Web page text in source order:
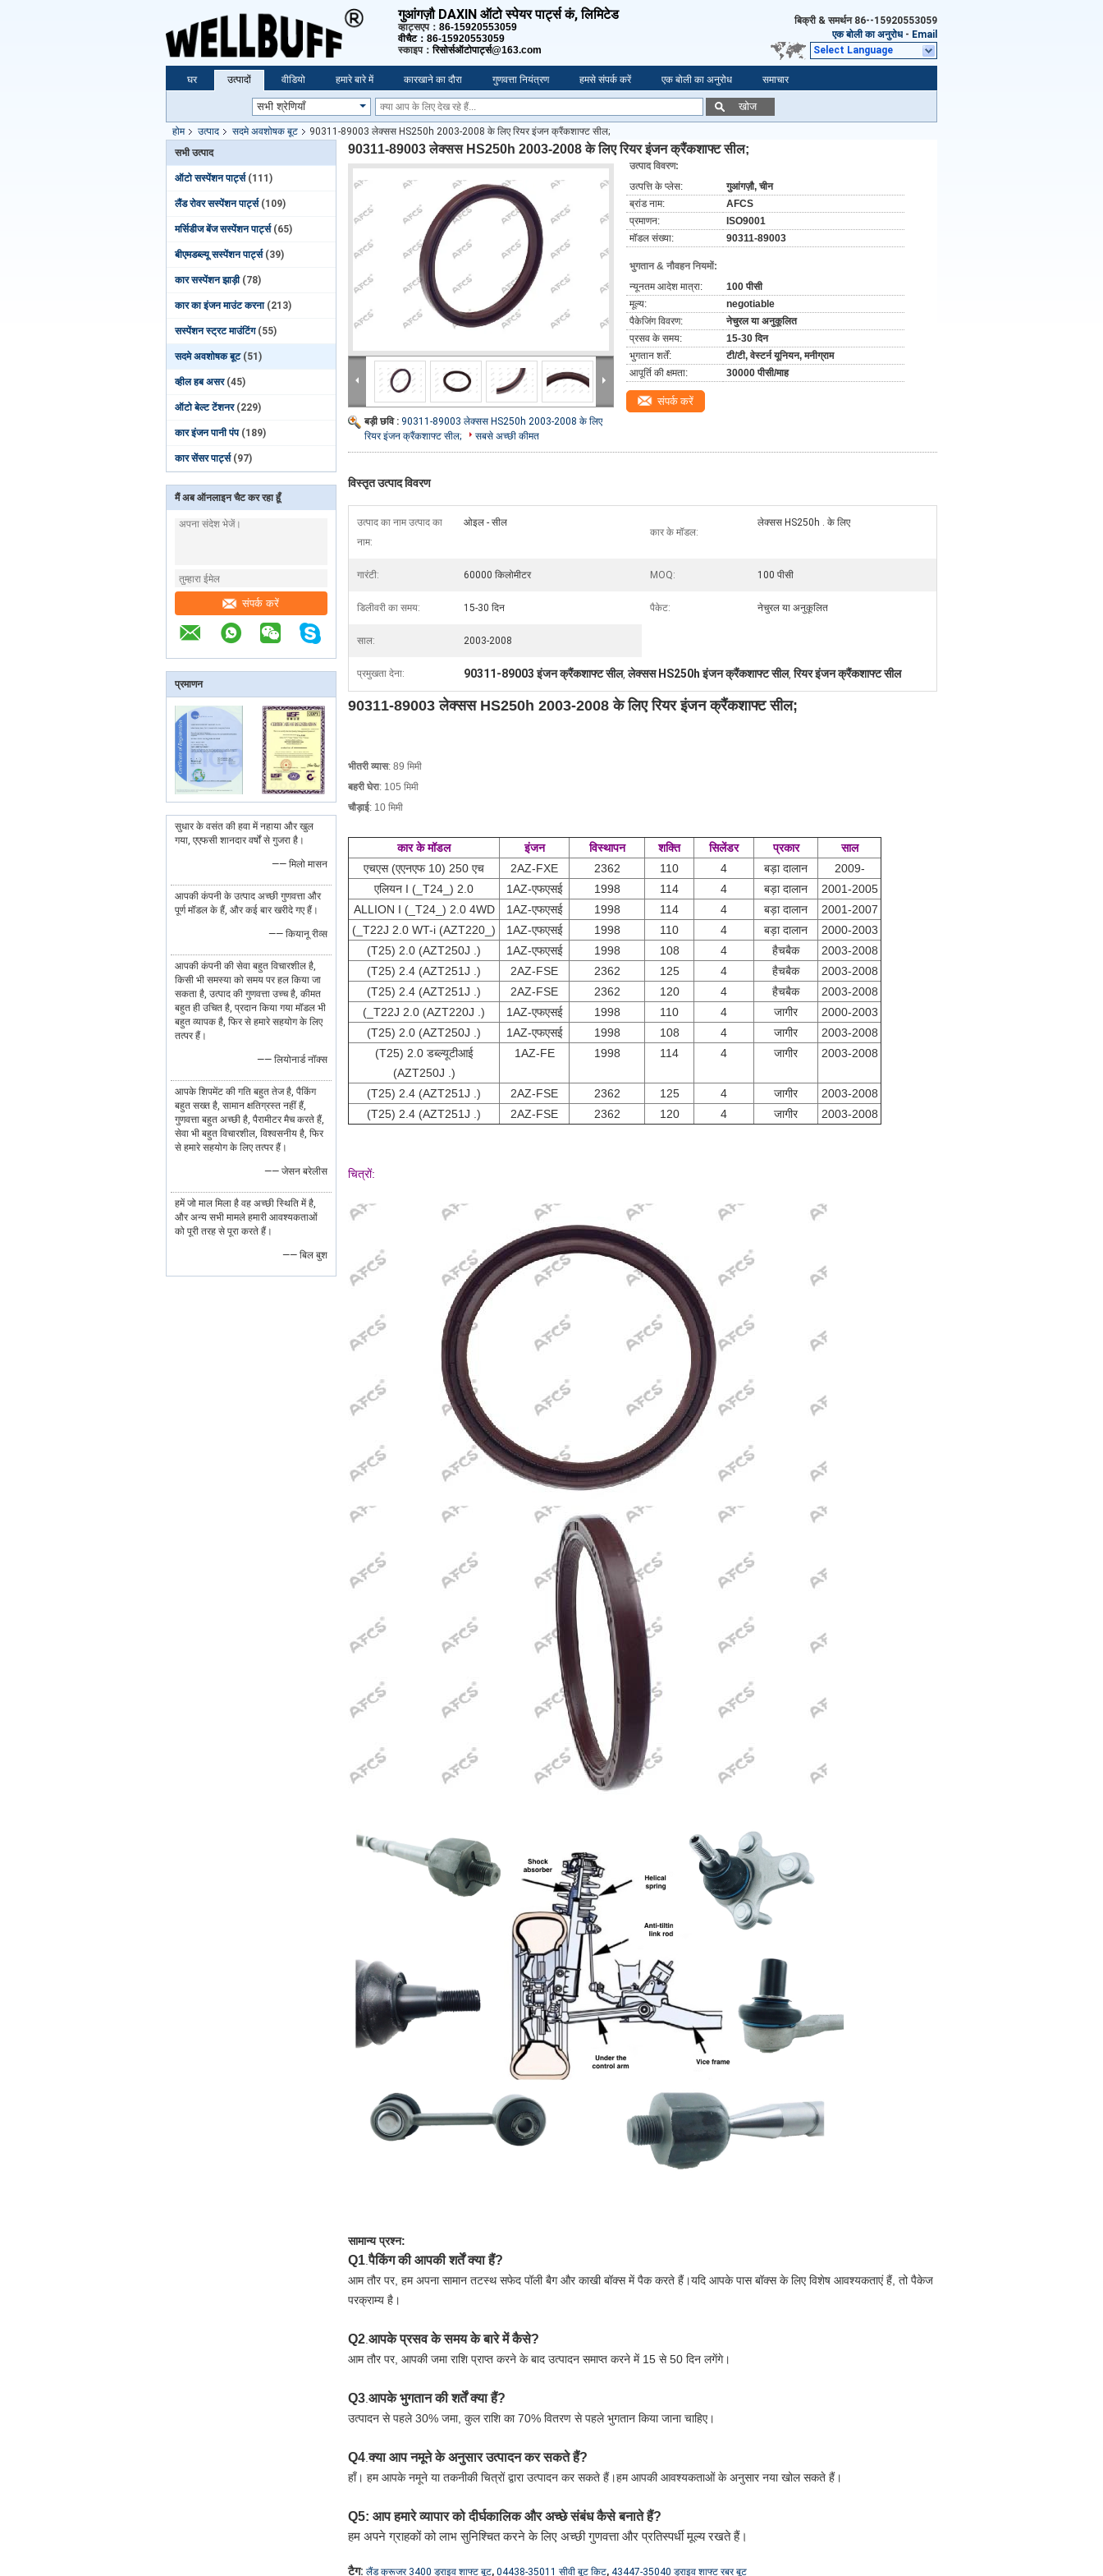
गुआंगज़ौ DAXIN ऑटो स्पेयर पार्ट्स कं, लिमिटेड
व्हाट्सएप： 86-15920553059
वीचैट：86-15920553059
स्काइप：रिसोर्सऑटोपार्ट्स@163.com
बिक्री & समर्थन 86--15920553059
एक बोली का अनुरोध - Email
Select Language
घर उत्पादों वीडियो हमारे बारे में कारखाने का दौरा गुणवत्ता नियंत्रण हमसे संपर्क करें एक बोली का अनुरोध समाचार
खोज
होम उत्पाद सदमे अवशोषक बूट
90311-89003 लेक्सस HS250h 2003-2008 के लिए रियर इंजन क्रैंकशाफ्ट सील;
सभी उत्पाद
ऑटो सस्पेंशन पार्ट्स (111)
लैंड रोवर सस्पेंशन पार्ट्स (109)
मर्सिडीज बेंज सस्पेंशन पार्ट्स (65)
बीएमडब्ल्यू सस्पेंशन पार्ट्स (39)
कार सस्पेंशन झाड़ी (78)
कार का इंजन माउंट करना (213)
सस्पेंशन स्ट्रट माउंटिंग (55)
सदमे अवशोषक बूट (51)
व्हील हब असर (45)
ऑटो बेल्ट टेंशनर (229)
कार इंजन पानी पंप (189)
कार सेंसर पार्ट्स (97)
मैं अब ऑनलाइन चैट कर रहा हूँ
संपर्क करें
प्रमाणन
सुधार के वसंत की हवा में नहाया और खुल
गया, एएफसी शानदार वर्षों से गुजरा है।
—— मिलो मासन
आपकी कंपनी के उत्पाद अच्छी गुणवत्ता और
पूर्ण मॉडल के हैं, और कई बार खरीदे गए हैं।
—— कियानू रीव्स
आपकी कंपनी की सेवा बहुत विचारशील है,
किसी भी समस्या को समय पर हल किया जा
सकता है, उत्पाद की गुणवत्ता उच्च है, कीमत
बहुत ही उचित है, प्रदान किया गया मॉडल भी
बहुत व्यापक है, फिर से हमारे सहयोग के लिए
तत्पर हैं।
—— लियोनार्ड नॉक्स
आपके शिपमेंट की गति बहुत तेज है, पैकिंग
बहुत सख्त है, सामान क्षतिग्रस्त नहीं हैं,
गुणवत्ता बहुत अच्छी है, पैरामीटर मैच करते हैं,
सेवा भी बहुत विचारशील, विश्वसनीय है, फिर
से हमारे सहयोग के लिए तत्पर हैं।
—— जेसन बरेलीस
हमें जो माल मिला है वह अच्छी स्थिति में है,
और अन्य सभी मामले हमारी आवश्यकताओं
को पूरी तरह से पूरा करते हैं।
—— बिल बुश
90311-89003 लेक्सस HS250h 2003-2008 के लिए रियर इंजन क्रैंकशाफ्ट सील;
बड़ी छवि : 90311-89003 लेक्सस HS250h 2003-2008 के लिए
रियर इंजन क्रैंकशाफ्ट सील;
सबसे अच्छी कीमत
उत्पाद विवरण:
उत्पत्ति के प्लेस:
गुआंगज़ौ, चीन
ब्रांड नाम:
AFCS
प्रमाणन:
ISO9001
मॉडल संख्या:
90311-89003
भुगतान & नौवहन नियमों:
न्यूनतम आदेश मात्रा:
100 पीसी
मूल्य:
negotiable
पैकेजिंग विवरण:
नेचुरल या अनुकूलित
प्रसव के समय:
15-30 दिन
भुगतान शर्तें:
टी/टी, वेस्टर्न यूनियन, मनीग्राम
आपूर्ति की क्षमता:
30000 पीसी/माह
संपर्क करें
विस्तृत उत्पाद विवरण
उत्पाद का नाम उत्पाद का
नाम:
ओइल - सील
कार के मॉडल:
लेक्सस HS250h . के लिए
गारंटी: 60000 किलोमीटर MOQ: 100 पीसी
डिलीवरी का समय: 15-30 दिन पैकेट: नेचुरल या अनुकूलित
साल: 2003-2008
प्रमुखता देना: 90311-89003 इंजन क्रैंकशाफ्ट सील,लेक्सस HS250h इंजन क्रैंकशाफ्ट सील,रियर इंजन क्रैंकशाफ्ट सील
90311-89003 लेक्सस HS250h 2003-2008 के लिए रियर इंजन क्रैंकशाफ्ट सील;
भीतरी व्यास: 89 मिमी
बहरी घेरा: 105 मिमी
चौड़ाई: 10 मिमी
कार के मॉडल इंजन विस्थापन शक्ति सिलेंडर प्रकार
साल
एचएस (एएनएफ 10) 250 एच
2AZ-FXE 2362 110 4 बड़ा दालान
2009-
एलियन I (_T24_) 2.0
1AZ-एफएसई 1998 114 4 बड़ा दालान
2001-2005
ALLION I (_T24_) 2.0 4WD
1AZ-एफएसई 1998 114 4 बड़ा दालान
2001-2007
(_T22J 2.0 WT-i (AZT220_)
1AZ-एफएसई 1998 110 4 बड़ा दालान
2000-2003
(T25) 2.0 (AZT250J .)
1AZ-एफएसई 1998 108 4 हैचबैक
2003-2008
(T25) 2.4 (AZT251J .)
2AZ-FSE 2362 125 4 हैचबैक
2003-2008
(T25) 2.4 (AZT251J .)
2AZ-FSE 2362 120 4 हैचबैक
2003-2008
(_T22J 2.0 (AZT220J .)
1AZ-एफएसई 1998 110 4 जागीर
2000-2003
(T25) 2.0 (AZT250J .)
1AZ-एफएसई 1998 108 4 जागीर
2003-2008
(T25) 2.0 डब्ल्यूटीआई
(AZT250J .)
1AZ-FE 1998 114 4 जागीर 2003-2008
(T25) 2.4 (AZT251J .) 2AZ-FSE 2362 125 4 जागीर
2003-2008
(T25) 2.4 (AZT251J .)
2AZ-FSE 2362 120 4 जागीर 2003-2008
चित्रों:
सामान्य प्रश्न:
Q1.पैकिंग की आपकी शर्तें क्या हैं?
आम तौर पर, हम अपना सामान तटस्थ सफेद पॉली बैग और काखी बॉक्स में पैक करते हैं।यदि आपके पास बॉक्स के लिए विशेष आवश्यकताएं हैं, तो पैकेज
परक्राम्य है।
Q2 आपके प्रसव के समय के बारे में कैसे?
आम तौर पर, आपकी जमा राशि प्राप्त करने के बाद उत्पादन समाप्त करने में 15 से 50 दिन लगेंगे।
Q3 आपके भुगतान की शर्तें क्या हैं?
उत्पादन से पहले 30% जमा, कुल राशि का 70% वितरण से पहले भुगतान किया जाना चाहिए।
Q4.क्या आप नमूने के अनुसार उत्पादन कर सकते हैं?
हाँ। हम आपके नमूने या तकनीकी चित्रों द्वारा उत्पादन कर सकते हैं।हम आपकी आवश्यकताओं के अनुसार नया खोल सकते हैं।
Q5: आप हमारे व्यापार को दीर्घकालिक और अच्छे संबंध कैसे बनाते हैं?
हम अपने ग्राहकों को लाभ सुनिश्चित करने के लिए अच्छी गुणवत्ता और प्रतिस्पर्धी मूल्य रखते हैं।
टैग: लैंड क्रूजर 3400 ड्राइव शाफ्ट बूट, 04438-35011 सीवी बूट किट, 43447-35040 ड्राइव शाफ्ट रबर बूट